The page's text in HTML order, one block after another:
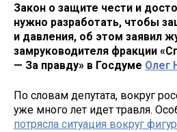
Закон о защите чести и
нужно разработать, чтобы
и давления, об этом заявил
замруководителя фракции
— За правду» в Госдуме Олег
По словам депутата, вокруг
уже много лет идет травля.
потрясла ситуация вокруг